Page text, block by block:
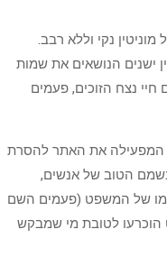
נקי וללא רבב.
הנושאים את שמות
נצח הזוכים, פעמים
המפעילה את האתר להסרת
הטוב של אנשים,
של המשפט (פעמים השם
לטובת מי שמבקש